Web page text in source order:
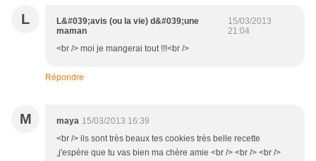
L
L&#039;avis (ou la vie) d&#039;une
maman
15/03/2013
21:04
<br /> moi je mangerai tout !!!<br />
Répondre
M maya 15/03/2013 16:39
<br /> ils sont très beaux tes cookies très belle recette
,j'espère que tu vas bien ma chère amie <br /> <br /> <br />